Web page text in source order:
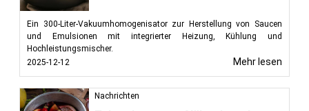
Ein 300-Liter-Vakuumhomogenisator zur Herstellung von Saucen
und Emulsionen mit integrierter Heizung, Kühlung und
Hochleistungsmischer.
2025-12-12
Mehr lesen
Nachrichten